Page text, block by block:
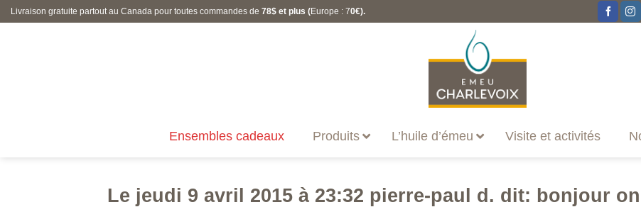
Skip
to
Livraison gratuite partout au Canada pour toutes commandes de 78$ et plus (Europe : 70€).
Ensembles cadeaux Produits L’huile d’émeu Visite et activités
Le jeudi 9 avril 2015 à 23:32 pierre-paul d. dit: bonjour